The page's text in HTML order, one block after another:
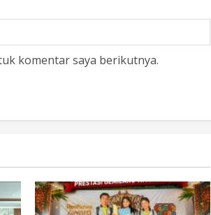
komentar saya berikutnya.